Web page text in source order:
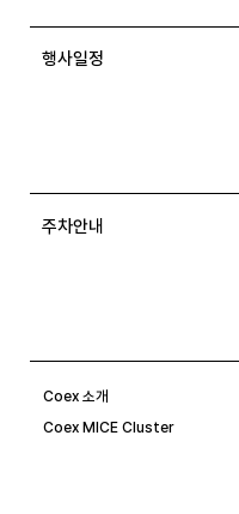
행사일정
주차안내
Coex 소개
Coex MICE Cluster